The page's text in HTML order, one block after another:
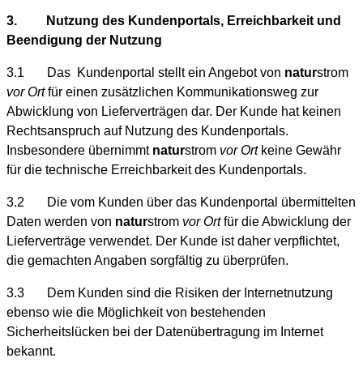
3. Nutzung des Kundenportals, Erreichbarkeit und
Beendigung der Nutzung
3.1 Das Kundenportal stellt ein Angebot von naturstrom
vor Ortfür einen zusätzlichen Kommunikationsweg zur
Abwicklung von Lieferverträgen dar. Der Kunde hat keinen
Rechtsanspruch auf Nutzung des Kundenportals.
Insbesondere übernimmt naturstrom vor Ortkeine Gewähr
für die technische Erreichbarkeit des Kundenportals.
3.2 Die vom Kunden über das Kundenportal übermittelten
Daten werden von naturstrom vor Ortfür die Abwicklung der
Lieferverträge verwendet. Der Kunde ist daher verpflichtet,
die gemachten Angaben sorgfältig zu überprüfen.
3.3 Dem Kunden sind die Risiken der Internetnutzung
ebenso wie die Möglichkeit von bestehenden
Sicherheitslücken bei der Datenübertragung im Internet
bekannt.